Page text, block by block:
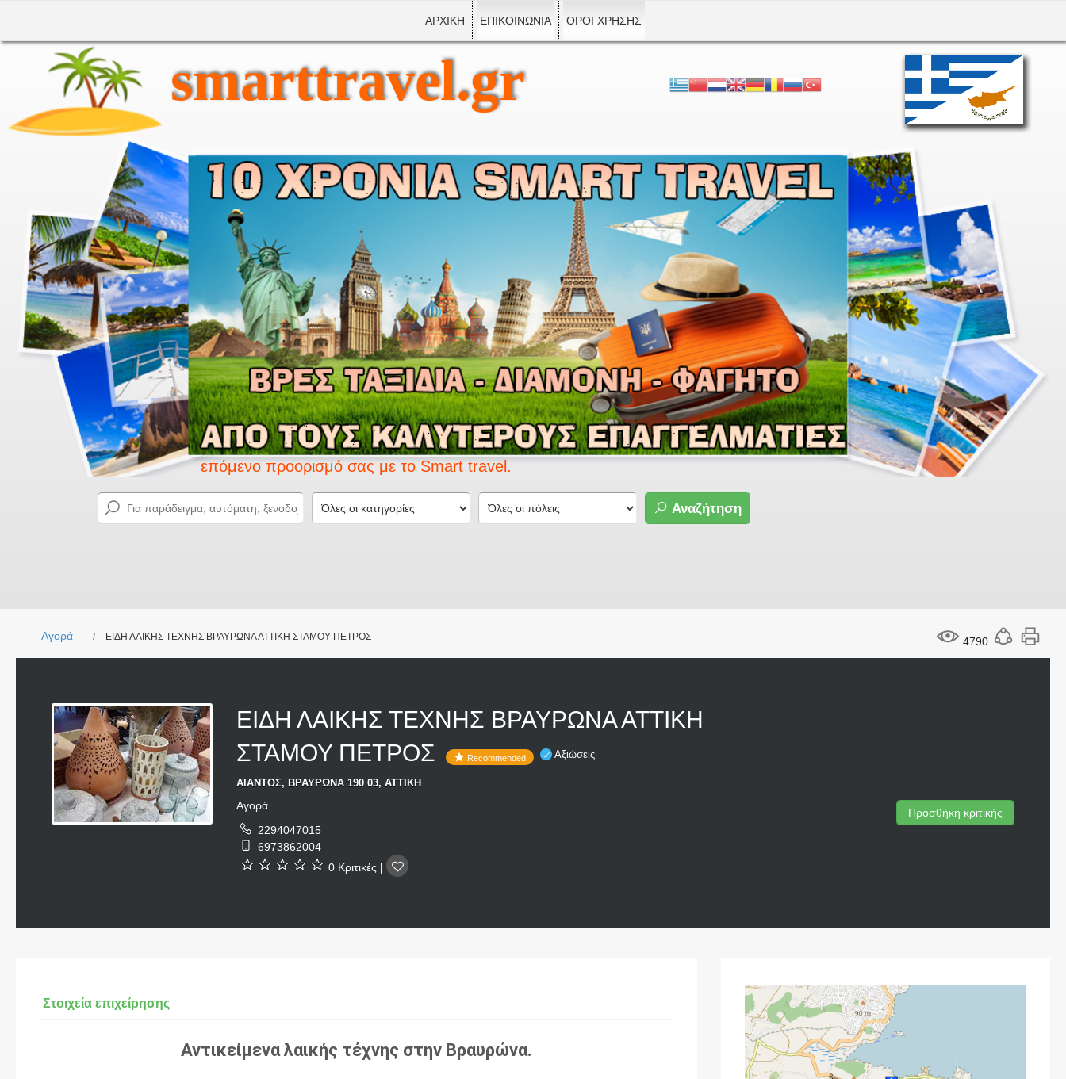
ΑΡΧΙΚΗ ΕΠΙΚΟΙΝΩΝΙΑ ΟΡΟΙ ΧΡΗΣΗΣ
smarttravel.gr
Ανακαλύψτε τον επόμενο προορισμό σας με το Smart travel.
Αναζήτηση
4790
Αγορά ΕΙΔΗ ΛΑΙΚΗΣ ΤΕΧΝΗΣ ΒΡΑΥΡΩΝΑ ΑΤΤΙΚΗ ΣΤΑΜΟΥ ΠΕΤΡΟΣ
ΕΙΔΗ ΛΑΙΚΗΣ ΤΕΧΝΗΣ ΒΡΑΥΡΩΝΑ ΑΤΤΙΚΗ
ΣΤΑΜΟΥ ΠΕΤΡΟΣ
Recommended Αξιώσεις
ΑΙΑΝΤΟΣ, ΒΡΑΥΡΩΝΑ 190 03, ΑΤΤΙΚΗ
Αγορά
2294047015
6973862004
0 Κριτικές |
Προσθήκη κριτικής
Στοιχεία επιχείρησης
Αντικείμενα λαικής τέχνης στην Βραυρώνα.